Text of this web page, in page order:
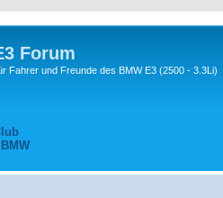
Forum
Fahrer und Freunde des BMW E3 (2500 - 3.3Li)